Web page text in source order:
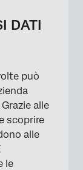
DATI
può
alle
scoprire
alle
le